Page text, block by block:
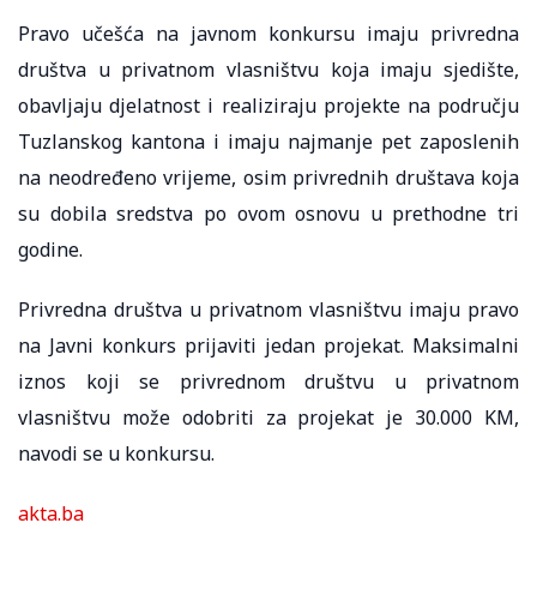
Pravo učešća na javnom konkursu imaju privredna
društva u privatnom vlasništvu koja imaju sjedište,
obavljaju djelatnost i realiziraju projekte na području
Tuzlanskog kantona i imaju najmanje pet zaposlenih
na neodređeno vrijeme, osim privrednih društava koja
su dobila sredstva po ovom osnovu u prethodne tri
godine.
Privredna društva u privatnom vlasništvu imaju pravo
na Javni konkurs prijaviti jedan projekat. Maksimalni
iznos koji se privrednom društvu u privatnom
vlasništvu može odobriti za projekat je 30.000 KM,
navodi se u konkursu.
akta.ba